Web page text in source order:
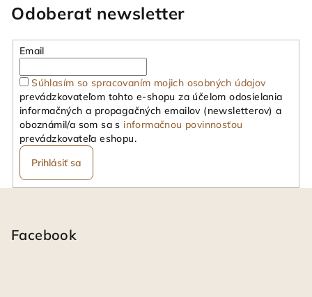
Odoberať newsletter
Email
Súhlasím so spracovaním mojich osobných údajov
prevádzkovateľom tohto e-shopu za účelom odosielania
informačných a propagačných emailov (newsletterov) a
oboznámil/a som sa s informačnou povinnosťou
prevádzkovateľa eshopu.
Prihlásiť sa
Facebook